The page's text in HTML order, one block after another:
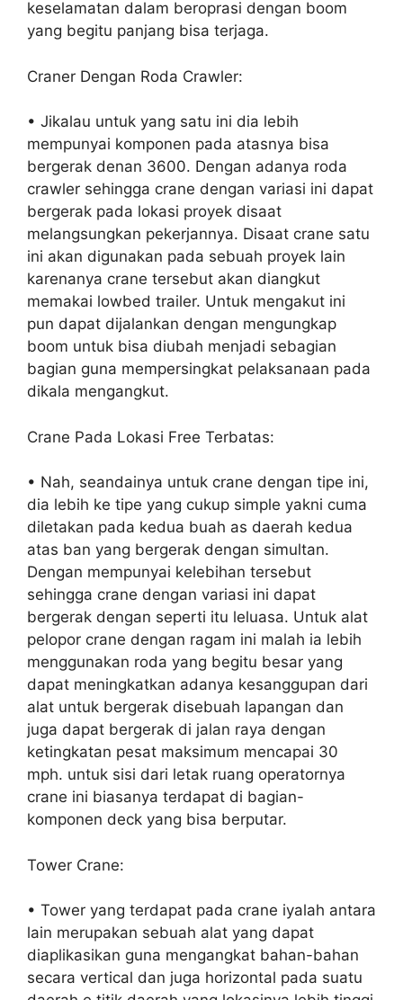
keselamatan dalam beroprasi dengan boom
yang begitu panjang bisa terjaga.
Craner Dengan Roda Crawler:
• Jikalau untuk yang satu ini dia lebih
mempunyai komponen pada atasnya bisa
bergerak denan 3600. Dengan adanya roda
crawler sehingga crane dengan variasi ini dapat
bergerak pada lokasi proyek disaat
melangsungkan pekerjannya. Disaat crane satu
ini akan digunakan pada sebuah proyek lain
karenanya crane tersebut akan diangkut
memakai lowbed trailer. Untuk mengakut ini
pun dapat dijalankan dengan mengungkap
boom untuk bisa diubah menjadi sebagian
bagian guna mempersingkat pelaksanaan pada
dikala mengangkut.
Crane Pada Lokasi Free Terbatas:
• Nah, seandainya untuk crane dengan tipe ini,
dia lebih ke tipe yang cukup simple yakni cuma
diletakan pada kedua buah as daerah kedua
atas ban yang bergerak dengan simultan.
Dengan mempunyai kelebihan tersebut
sehingga crane dengan variasi ini dapat
bergerak dengan seperti itu leluasa. Untuk alat
pelopor crane dengan ragam ini malah ia lebih
menggunakan roda yang begitu besar yang
dapat meningkatkan adanya kesanggupan dari
alat untuk bergerak disebuah lapangan dan
juga dapat bergerak di jalan raya dengan
ketingkatan pesat maksimum mencapai 30
mph. untuk sisi dari letak ruang operatornya
crane ini biasanya terdapat di bagian-
komponen deck yang bisa berputar.
Tower Crane:
• Tower yang terdapat pada crane iyalah antara
lain merupakan sebuah alat yang dapat
diaplikasikan guna mengangkat bahan-bahan
secara vertical dan juga horizontal pada suatu